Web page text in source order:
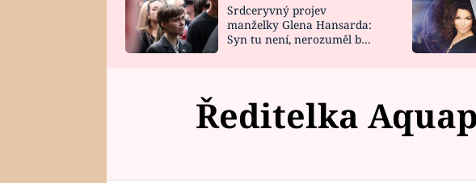
HOROSKOP NA
CELEBRITY
VAŘENÍ
Srdceryvný projev
manželky Glena Hansarda:
Syn tu není, nerozuměl by
Ředitelka